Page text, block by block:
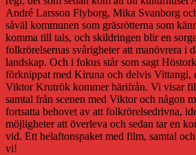
André Larsson Flyborg, Mika Svanborg
såväl kommunen som gräsrötterna som
komma till tals, och skildringen blir en
folkrörelsernas svårigheter att manövrera i
landskap. Och i fokus står som sagt
förknippat med Kiruna och delvis Vittangi,
Viktor Krutrök kommer härifrån. Vi visar
samtal från scenen med Viktor och någon
fortsatta behovet av att folkrörelsedrivna,
möjligheter att överleva och sedan tar en
vid. Ett helaftonspaket med film, samtal
vi!